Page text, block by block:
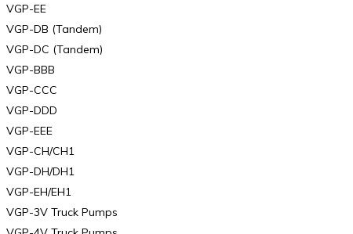
VGP-EE
VGP-DB (Tandem)
VGP-DC (Tandem)
VGP-BBB
VGP-CCC
VGP-DDD
VGP-EEE
VGP-CH/CH1
VGP-DH/DH1
VGP-EH/EH1
VGP-3V Truck Pumps